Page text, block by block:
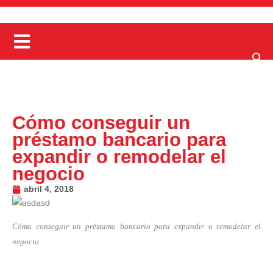
Cómo conseguir un
préstamo bancario para
expandir o remodelar el
negocio
abril 4, 2018
Cómo conseguir un préstamo bancario para expandir o remodelar el
negocio